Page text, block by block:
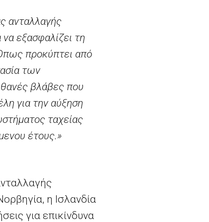
ανταλλαγής
εξασφαλίζει τη
προκύπτει από
των
βλάβες που
για την αύξηση
ταχείας
έτους.»
η Ισλανδία
για επικίνδυνα